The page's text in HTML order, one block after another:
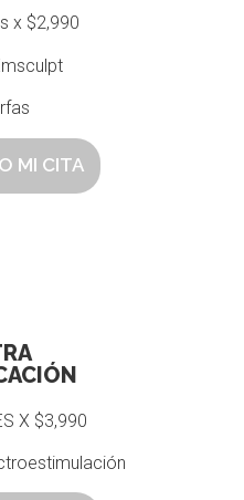
x $2,990
MI CITA
X $3,990